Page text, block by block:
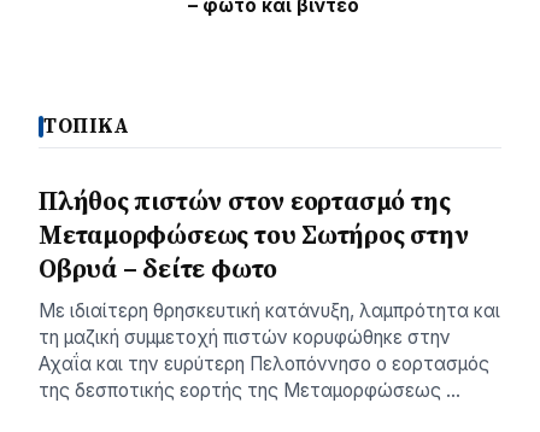
– φωτο και βιντεο
ΤΟΠΙΚΑ
Πλήθος πιστών στον εορτασμό της
Μεταμορφώσεως του Σωτήρος στην
Οβρυά – δείτε φωτο
Με ιδιαίτερη θρησκευτική κατάνυξη, λαμπρότητα και
τη μαζική συμμετοχή πιστών κορυφώθηκε στην
Αχαΐα και την ευρύτερη Πελοπόννησο ο εορτασμός
της δεσποτικής εορτής της Μεταμορφώσεως …